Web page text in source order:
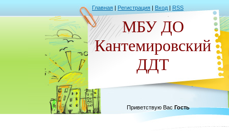
Главная | Регистрация | Вход | RSS
МБУ ДО
Кантемировский
ДДТ
Приветствую Вас Гость